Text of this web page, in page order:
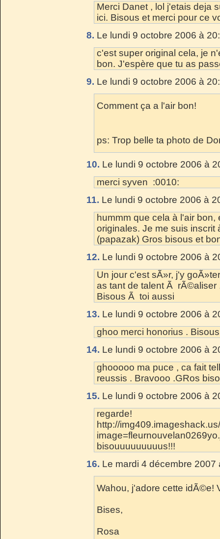
Merci Danet , lol j'etais deja
ici. Bisous et merci pour ce
8. Le lundi 9 octobre 2006 à
c'est super original cela, je
bon. J'espère que tu as
9. Le lundi 9 octobre 2006 à
Comment ça a l'air bon!
ps: Trop belle ta photo de
10. Le lundi 9 octobre 2006 à
merci syven :0010:
11. Le lundi 9 octobre 2006 à
hummm que cela à l'air
originales. Je me suis inscrit
(papazak) Gros bisous et
12. Le lundi 9 octobre 2006 à
Un jour c'est sÃ»r, j'y
as tant de talent Ã rÃ©aliser
Bisous Ã toi aussi
13. Le lundi 9 octobre 2006 à
ghoo merci honorius . Bisous
14. Le lundi 9 octobre 2006 à
ghooooo ma puce , ca fait
reussis . Bravooo .GRos
15. Le lundi 9 octobre 2006 à
regarde!
http://
bisouuuuuuuuus!!!
16. Le mardi 4 décembre
Wahou, j'adore cette idÃ©e!
Bises,
Rosa